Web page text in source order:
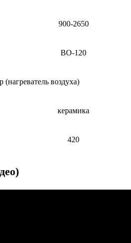
900-2650
ВО-120
(нагреватель воздуха)
керамика
420